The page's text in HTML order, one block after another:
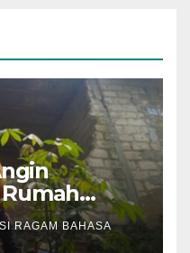
BPBD
RAGAM BAHASA